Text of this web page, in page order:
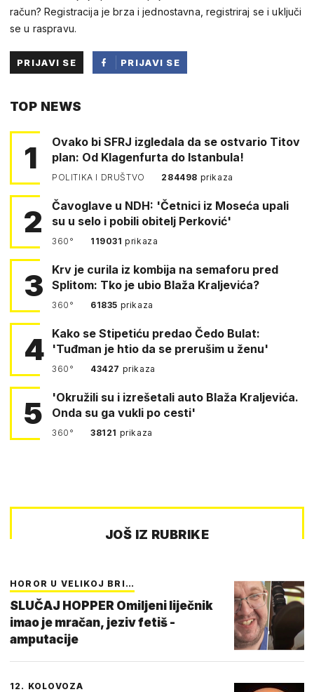
račun? Registracija je brza i jednostavna, registriraj se i uključi
se u raspravu.
PRIJAVI SE
PRIJAVI SE
TOP NEWS
1
Ovako bi SFRJ izgledala da se ostvario Titov
plan: Od Klagenfurta do Istanbula!
POLITIKA I DRUŠTVO 284498 prikaza
2
Čavoglave u NDH: 'Četnici iz Moseća upali
su u selo i pobili obitelj Perković'
360° 119031prikaza
3
Krv je curila iz kombija na semaforu pred
Splitom: Tko je ubio Blaža Kraljevića?
360° 61835 prikaza
4 Kako se Stipetiću predao Čedo Bulat:
'Tuđman je htio da se prerušim u ženu'
360° 43427 prikaza
5
'Okružili su i izrešetali auto Blaža Kraljevića.
Onda su ga vukli po cesti'
360° 38121 prikaza
JOŠ IZ RUBRIKE
HOROR U VELIKOJ BRI…
SLUČAJ HOPPER Omiljeni liječnik
imao je mračan, jeziv fetiš -
amputacije
12. KOLOVOZA